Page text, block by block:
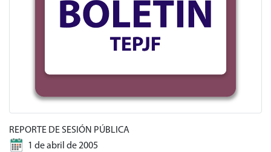
REPORTE DE SESIÓN PÚBLICA
1 de abril de 2005